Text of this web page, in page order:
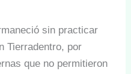
sin practicar
Tierradentro, por
que no permitieron